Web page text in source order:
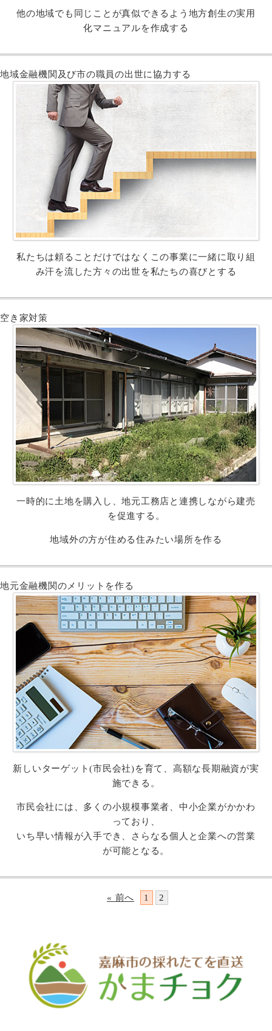
他の地域でも同じことが真似できるよう地方創生の実用
化マニュアルを作成する
地域金融機関及び市の職員の出世に協力する
私たちは頼ることだけではなくこの事業に一緒に取り組
み汗を流した方々の出世を私たちの喜びとする
空き家対策
一時的に土地を購入し、地元工務店と連携しながら建売
を促進する。
地域外の方が住める住みたい場所を作る
地元金融機関のメリットを作る
新しいターゲット(市民会社)を育て、高額な長期融資が実
施できる。
市民会社には、多くの小規模事業者、中小企業がかかわ
っており、
いち早い情報が入手でき、さらなる個人と企業への営業
が可能となる。
« 前へ 1 2